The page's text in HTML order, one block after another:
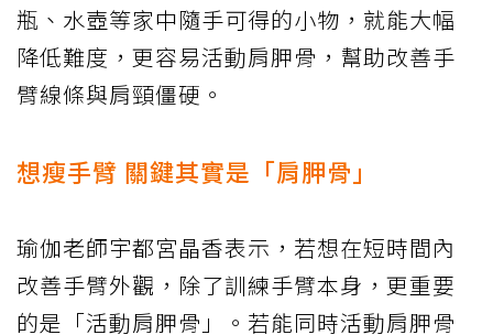
瓶、水壺等家中隨手可得的小物，就能大幅
降低難度，更容易活動肩胛骨，幫助改善手
臂線條與肩頸僵硬。
想瘦手臂 關鍵其實是「肩胛骨」
瑜伽老師宇都宮晶香表示，若想在短時間內
改善手臂外觀，除了訓練手臂本身，更重要
的是「活動肩胛骨」。若能同時活動肩胛骨